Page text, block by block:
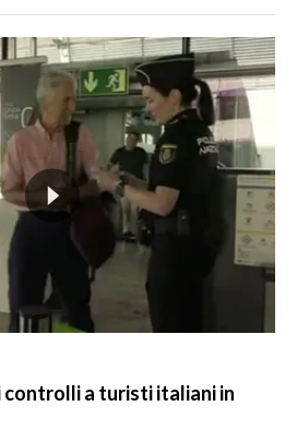
controlli a turisti italiani in